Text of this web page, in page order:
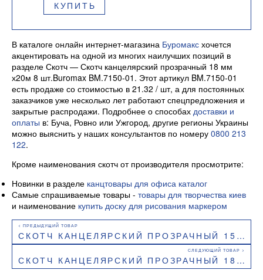
КУПИТЬ
В каталоге онлайн интернет-магазина Буромакс хочется
акцентировать на одной из многих наилучших позиций в
разделе Скотч — Скотч канцелярский прозрачный 18 мм
х20м 8 шт.Buromax BM.7150-01. Этот артикул BM.7150-01
есть продаже со стоимостью в 21.32 / шт, а для постоянных
заказчиков уже несколько лет работают спецпредложения и
закрытые распродажи. Подробнее о способах доставки и
оплаты в: Буча, Ровно или Ужгород, другие регионы Украины
можно выяснить у наших консультантов по номеру 0800 213
122.
Кроме наименования скотч от производителя просмотрите:
Новинки в разделе канцтовары для офиса каталог
Самые спрашиваемые товары - товары для творчества киев
и наименование купить доску для рисования маркером
СКОТЧ КАНЦЕЛЯРСКИЙ ПРОЗРАЧНЫЙ 15 ММ Х10М 10 ШТ.BUROMAX BM.7130-01
СКОТЧ КАНЦЕЛЯРСКИЙ ПРОЗРАЧНЫЙ 18 ММ Х 10М BUROMAX BM.7151-01